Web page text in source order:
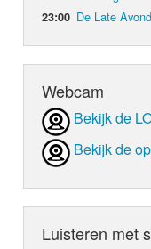
23:00 De Late Avond
Webcam
Bekijk de
Bekijk de
Luisteren met